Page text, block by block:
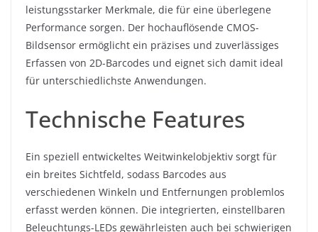
leistungsstarker Merkmale, die für eine überlegene
Performance sorgen. Der hochauflösende CMOS-
Bildsensor ermöglicht ein präzises und zuverlässiges
Erfassen von 2D-Barcodes und eignet sich damit ideal
für unterschiedlichste Anwendungen.
Technische Features
Ein speziell entwickeltes Weitwinkelobjektiv sorgt für
ein breites Sichtfeld, sodass Barcodes aus
verschiedenen Winkeln und Entfernungen problemlos
erfasst werden können. Die integrierten, einstellbaren
Beleuchtungs-LEDs gewährleisten auch bei schwierigen